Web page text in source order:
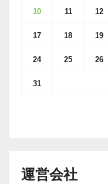
10 11 12
17 18 19
24 25 26
31
運営会社